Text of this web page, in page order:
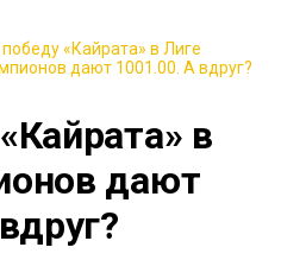
победу «Кайрата» в Лиге
дают 1001.00. А вдруг?
в
дают